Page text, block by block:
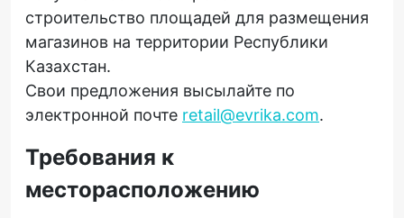
строительство площадей для размещения
магазинов на территории Республики
Казахстан.
Свои предложения высылайте по
электронной почте retail@evrika.com.
Требования к
месторасположению